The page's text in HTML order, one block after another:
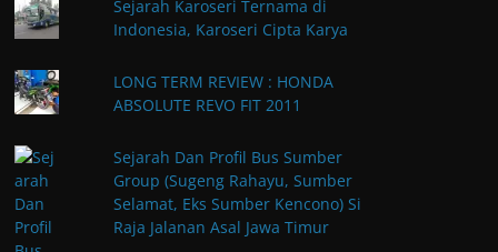
Sejarah Karoseri Ternama di
Indonesia, Karoseri Cipta Karya
LONG TERM REVIEW : HONDA
ABSOLUTE REVO FIT 2011
Sejarah Dan Profil Bus Sumber
Group (Sugeng Rahayu, Sumber
Selamat, Eks Sumber Kencono) Si
Raja Jalanan Asal Jawa Timur